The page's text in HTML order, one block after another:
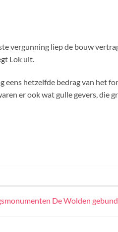
vergunning liep de bouw
Lok uit.
eens hetzelfde bedrag van het
er ook wat gulle gevers, die
De Wolden